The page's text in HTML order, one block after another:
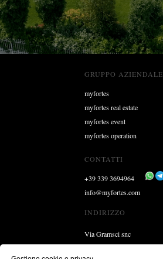
GRUPPO AZIENDALE
myfortes
myfortes real estate
myfortes event
myfortes operation
CONTATTI
+39 339 3694964
info@myfortes.com
INDIRIZZO
Via Gramsci snc